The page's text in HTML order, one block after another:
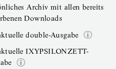
Archiv mit allen bereits
Downloads
double-Ausgabe
IXYPSILONZETT-